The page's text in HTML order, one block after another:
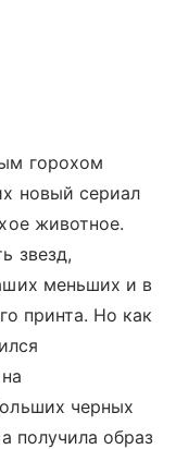
горохом
новый сериал
животное.
звезд,
меньших и в
принта. Но как
черных
получила образ